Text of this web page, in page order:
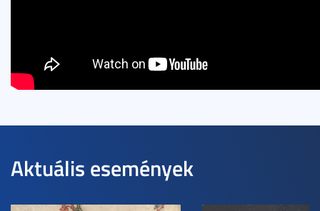
Aktuális események